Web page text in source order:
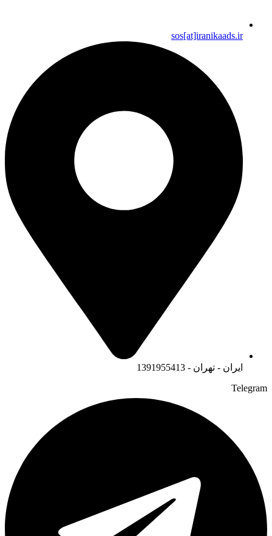
sos[at]iranikaads.ir
ایران - تهران - 1391955413
Telegram